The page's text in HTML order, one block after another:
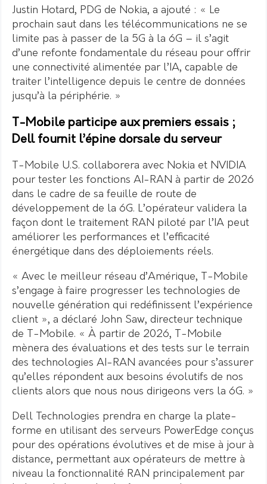
Justin Hotard, PDG de Nokia, a ajouté : « Le
prochain saut dans les télécommunications ne se
limite pas à passer de la 5G à la 6G – il s’agit
d’une refonte fondamentale du réseau pour offrir
une connectivité alimentée par l’IA, capable de
traiter l’intelligence depuis le centre de données
jusqu’à la périphérie. »
T-Mobile participe aux premiers essais ;
Dell fournit l’épine dorsale du serveur
T-Mobile U.S. collaborera avec Nokia et NVIDIA
pour tester les fonctions AI-RAN à partir de 2026
dans le cadre de sa feuille de route de
développement de la 6G. L’opérateur validera la
façon dont le traitement RAN piloté par l’IA peut
améliorer les performances et l’efficacité
énergétique dans des déploiements réels.
« Avec le meilleur réseau d’Amérique, T-Mobile
s’engage à faire progresser les technologies de
nouvelle génération qui redéfinissent l’expérience
client », a déclaré John Saw, directeur technique
de T-Mobile. « À partir de 2026, T-Mobile
mènera des évaluations et des tests sur le terrain
des technologies AI-RAN avancées pour s’assurer
qu’elles répondent aux besoins évolutifs de nos
clients alors que nous nous dirigeons vers la 6G. »
Dell Technologies prendra en charge la plate-
forme en utilisant des serveurs PowerEdge conçus
pour des opérations évolutives et de mise à jour à
distance, permettant aux opérateurs de mettre à
niveau la fonctionnalité RAN principalement par